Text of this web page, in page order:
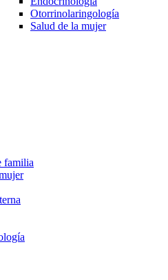
Otorrinolaringología
Salud de la mujer
familia